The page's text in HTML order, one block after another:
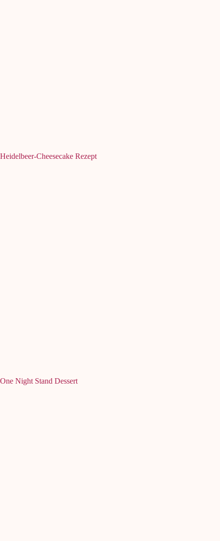
Heidelbeer-Cheesecake Rezept
One Night Stand Dessert